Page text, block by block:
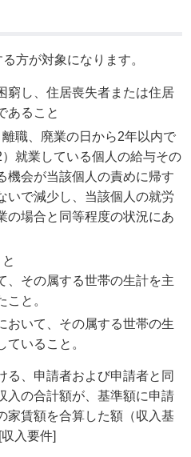
方が対象になります。
窮し、住居喪失者または住居
あること
離職、廃業の日から2年以内で
就業している個人の給与その
機会が当該個人の責めに帰す
いで減少し、当該個人の就労
の場合と同等程度の状況にあ
、その属する世帯の生計を主
こと。
おいて、その属する世帯の生
ていること。
る、申請者および申請者と同
入の合計額が、基準額に申請
家賃額を合算した額（収入基
入要件]